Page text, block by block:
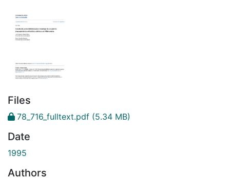
Files
78_716_fulltext.pdf (5.34 MB)
Date
1995
Authors